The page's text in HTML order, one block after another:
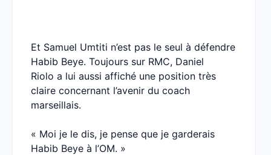
Et Samuel Umtiti n’est pas le seul à défendre
Habib Beye. Toujours sur RMC, Daniel
Riolo a lui aussi affiché une position très
claire concernant l’avenir du coach
marseillais.
« Moi je le dis, je pense que je garderais
Habib Beye à l’OM. »